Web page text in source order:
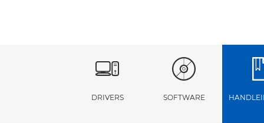
DRIVERS SOFTWARE